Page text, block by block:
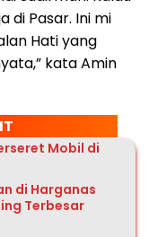
di Pasar. Ini mi
Hati yang
kata Amin
Mobil di
di Harganas
Terbesar